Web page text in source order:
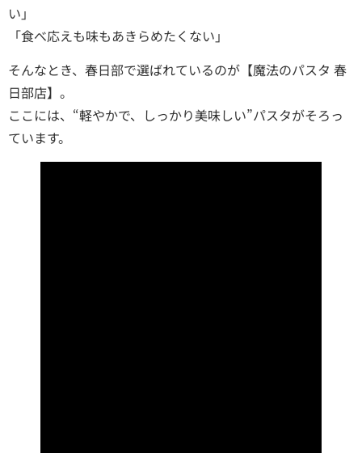
い」
「食べ応えも味もあきらめたくない」
そんなとき、春日部で選ばれているのが【魔法のパスタ 春
日部店】。
ここには、“軽やかで、しっかり美味しい”パスタがそろっ
ています。